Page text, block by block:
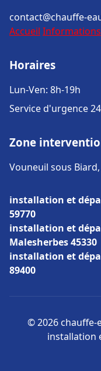
contact@chauffe-
Accueil Informations
Horaires
Lun-Ven: 8h-19h
Service d'urgence
Zone
Vouneuil sous
installation et
59770
installation et
Malesherbes 45330
installation et
89400
© 2026 chauffe-
installation